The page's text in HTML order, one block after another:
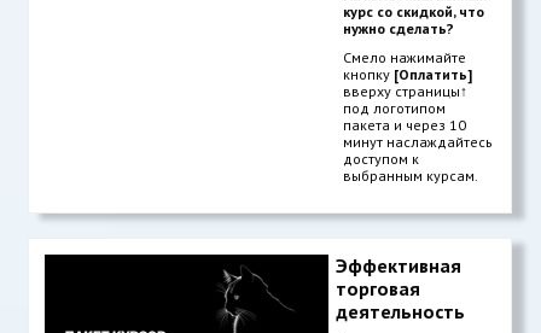
курс со скидкой, что
нужно сделать?
Смело нажимайте
кнопку [Оплатить]
вверху страницы↑
под логотипом
пакета и через 10
минут наслаждайтесь
доступом к
выбранным курсам.
Эффективная
торговая
деятельность